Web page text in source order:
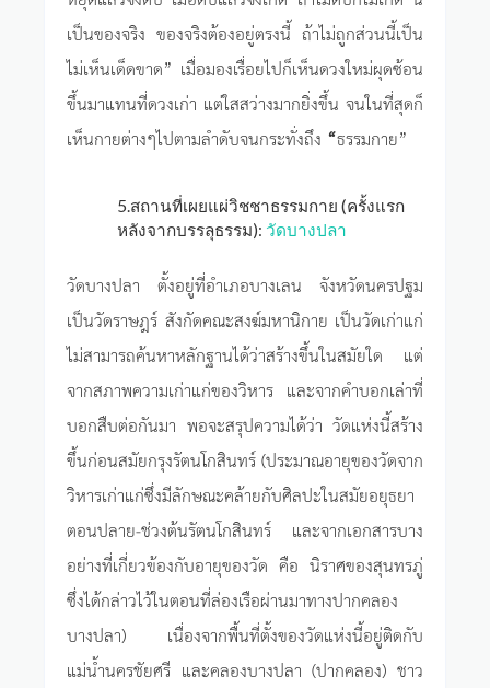
เป็นของจริง ของจริงต้องอยู่ตรงนี้ ถ้าไม่ถูกส่วนนี้เป็น
ไม่เห็นเด็ดขาด” เมื่อมองเรื่อยไปก็เห็นดวงใหม่ผุดซ้อน
ขึ้นมาแทนที่ดวงเก่า แต่ใสสว่างมากยิ่งขึ้น จนในที่สุดก็
เห็นกายต่างๆไปตามลำดับจนกระทั่งถึง “ธรรมกาย”
5.สถานที่เผยแผ่วิชชาธรรมกาย (ครั้งแรก
หลังจากบรรลุธรรม): วัดบางปลา
วัดบางปลา ตั้งอยู่ที่อำเภอบางเลน จังหวัดนครปฐม
เป็นวัดราษฎร์ สังกัดคณะสงฆ์มหานิกาย เป็นวัดเก่าแก่
ไม่สามารถค้นหาหลักฐานได้ว่าสร้างขึ้นในสมัยใด แต่
จากสภาพความเก่าแก่ของวิหาร และจากคำบอกเล่าที่
บอกสืบต่อกันมา พอจะสรุปความได้ว่า วัดแห่งนี้สร้าง
ขึ้นก่อนสมัยกรุงรัตนโกสินทร์ (ประมาณอายุของวัดจาก
วิหารเก่าแก่ซึ่งมีลักษณะคล้ายกับศิลปะในสมัยอยุธยา
ตอนปลาย-ช่วงต้นรัตนโกสินทร์ และจากเอกสารบาง
อย่างที่เกี่ยวข้องกับอายุของวัด คือ นิราศของสุนทรภู่
ซึ่งได้กล่าวไว้ในตอนที่ล่องเรือผ่านมาทางปากคลอง
บางปลา) เนื่องจากพื้นที่ตั้งของวัดแห่งนี้อยู่ติดกับ
แม่น้ำนครชัยศรี และคลองบางปลา (ปากคลอง) ชาว